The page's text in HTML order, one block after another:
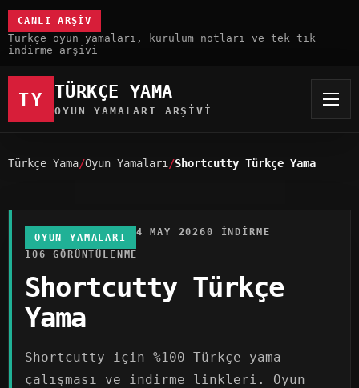
CANLI ARŞIV
Türkçe oyun yamaları, kurulum notları ve tek tık
indirme arşivi
TY TÜRKÇE YAMA
OYUN YAMALARI ARŞIVI
Türkçe Yama Oyun Yamaları Shortcutty Türkçe Yama
OYUN YAMALARI 4 MAY 20260 INDIRME
106 GÖRÜNTÜLENME
Shortcutty Türkçe
Yama
Shortcutty için %100 Türkçe yama
çalışması ve indirme linkleri. Oyun